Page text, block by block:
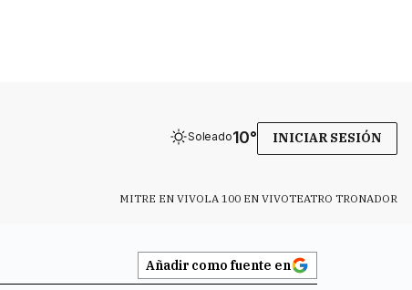
Soleado10° INICIAR SESIÓN
MITRE EN VIVOLA 100 EN VIVOTEATRO TRONADOR
Añadir como fuente en